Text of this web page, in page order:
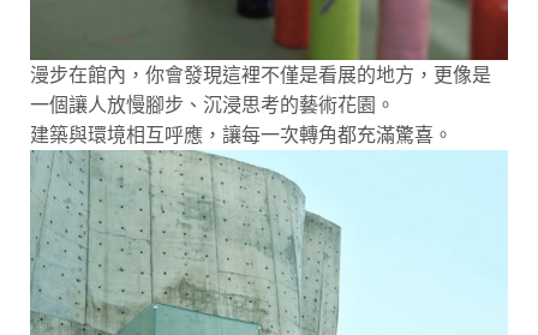
漫步在館內，你會發現這裡不僅是看展的地方，更像是
一個讓人放慢腳步、沉浸思考的藝術花園。
建築與環境相互呼應，讓每一次轉角都充滿驚喜。